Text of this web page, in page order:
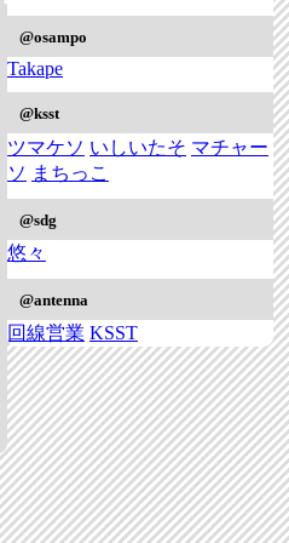
@osampo
Takape
@ksst
ツマケソ いしいたそ マチャー
ソ まちっこ
@sdg
悠々
@antenna
回線営業 KSST